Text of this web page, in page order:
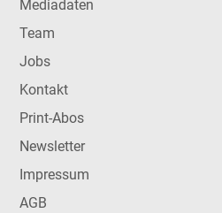
Mediadaten
Team
Jobs
Kontakt
Print-Abos
Newsletter
Impressum
AGB